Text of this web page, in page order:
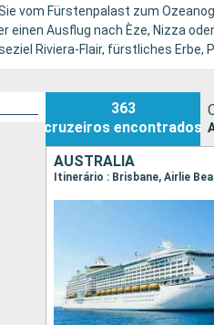
vom Fürstenpalast zum
einen Ausflug nach Èze, Nizza
Riviera-Flair, fürstliches
363
cruzeiros encontrados
AUSTRALIA
Itinerário : Brisbane, Airlie